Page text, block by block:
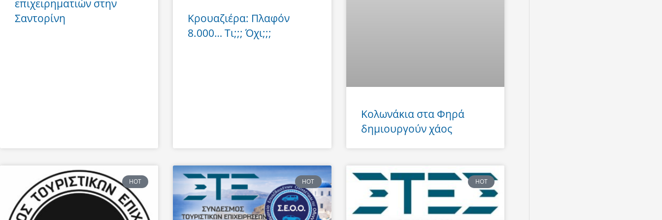
επιχειρηματιών στην
Σαντορίνη
Κρουαζιέρα: Πλαφόν
8.000… Τι;;; Όχι;;;
Κολωνάκια στα Φηρά
δημιουργούν χάος
HOT HOT HOT